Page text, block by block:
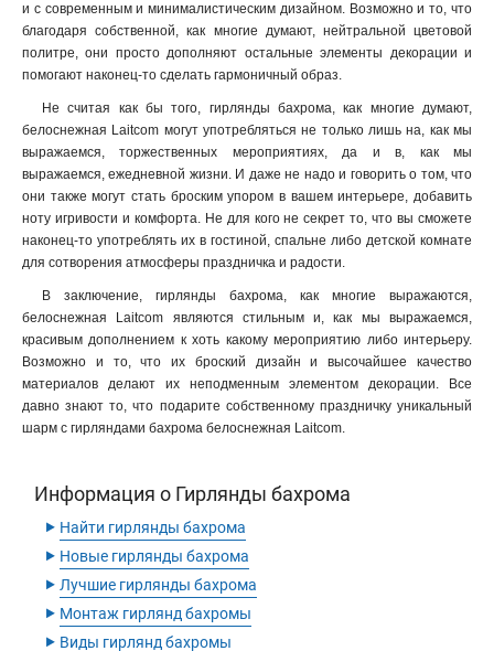
и с современным и минималистическим дизайном. Возможно и то, что
благодаря собственной, как многие думают, нейтральной цветовой
политре, они просто дополняют остальные элементы декорации и
помогают наконец-то сделать гармоничный образ.
Не считая как бы того, гирлянды бахрома, как многие думают,
белоснежная Laitcom могут употребляться не только лишь на, как мы
выражаемся, торжественных мероприятиях, да и в, как мы
выражаемся, ежедневной жизни. И даже не надо и говорить о том, что
они также могут стать броским упором в вашем интерьере, добавить
ноту игривости и комфорта. Не для кого не секрет то, что вы сможете
наконец-то употреблять их в гостиной, спальне либо детской комнате
для сотворения атмосферы праздничка и радости.
В заключение, гирлянды бахрома, как многие выражаются,
белоснежная Laitcom являются стильным и, как мы выражаемся,
красивым дополнением к хоть какому мероприятию либо интерьеру.
Возможно и то, что их броский дизайн и высочайшее качество
материалов делают их неподменным элементом декорации. Все
давно знают то, что подарите собственному праздничку уникальный
шарм с гирляндами бахрома белоснежная Laitcom.
Информация о Гирлянды бахрома
‣ Найти гирлянды бахрома
‣ Новые гирлянды бахрома
‣ Лучшие гирлянды бахрома
‣ Монтаж гирлянд бахромы
‣ Виды гирлянд бахромы